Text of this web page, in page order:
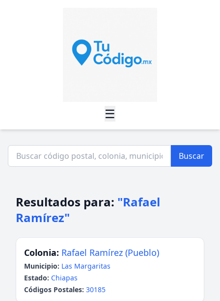
☰
Buscar
Resultados para: "Rafael
Ramírez"
Colonia: Rafael Ramírez (Pueblo)
Municipio: Las Margaritas
Estado: Chiapas
Códigos Postales: 30185